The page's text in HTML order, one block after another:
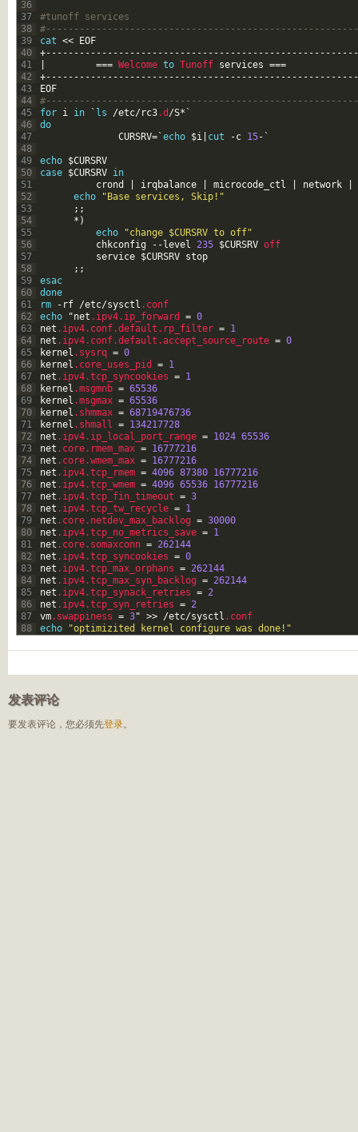
36
37
38
39
40
41
42
43
44
45
46
47
48
49
50
51
52
53
54
55
56
57
58
59
60
61
62
63
64
65
66
67
68
69
70
71
72
73
74
75
76
77
78
79
80
81
82
83
84
85
86
87
88
#tunoff services
cat <<
EOF
+-- -- -- -- -- -- -- -- -- -- -- -- -- -- -- -- -- -- -- -- -- -- -- -- -- -- -- --
=== Welcome to Tunoff services ===
+-- -- -- -- -- -- -- -- -- -- -- -- -- -- -- -- -- -- -- -- -- -- -- -- -- -- -- --
EOF
for i in ` ls /etc/rc3.d /S* `
do
CURSRV= `echo $i cut -c 15- `
echo $CURSRV
case $CURSRV in
crond
irqbalance microcode_ctl network
echo
"Base services, Skip!"
; ;
* )
echo
"change $CURSRV to off"
chkconfig
-- level 235 $CURSRV off
service $CURSRV stop
; ;
esac
done
rm
- rf /etc/sysctl .conf
echo
"net .ipv4.ip_forward = 0
net .ipv4.conf.default .rp_filter = 1
net .ipv4.conf.default .accept_source_route = 0
kernel .sysrq = 0
kernel .core_uses_pid = 1
net .ipv4.tcp_syncookies = 1
kernel .msgmnb = 65536
kernel .msgmax = 65536
kernel .shmmax = 68719476736
kernel .shmall = 134217728
net .ipv4.ip_local_port_range = 1024 65536
net .core.rmem_max = 16777216
net .core.wmem_max = 16777216
net .ipv4.tcp_rmem = 4096 87380 16777216
net .ipv4.tcp_wmem = 4096 65536 16777216
net .ipv4.tcp_fin_timeout = 3
net .ipv4.tcp_tw_recycle = 1
net .core.netdev_max_backlog = 30000
net .ipv4.tcp_no_metrics_save = 1
net .core.somaxconn = 262144
net .ipv4.tcp_syncookies = 0
net .ipv4.tcp_max_orphans = 262144
net .ipv4.tcp_max_syn_backlog = 262144
net .ipv4.tcp_synack_retries = 2
net .ipv4.tcp_syn_retries = 2
vm.swappiness = 3" >> /etc/sysctl .conf
echo
"optimizited kernel configure was done!"
发表评论
要发表评论，您必须先登录。